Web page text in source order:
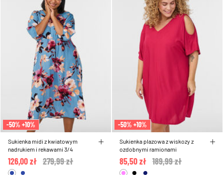
-50% +10%
Sukienka midi z kwiatowym
nadrukiem i rekawami 3/4
Price reduced from
279,99 zł
126,00 zł
-50% +10%
Sukienka plazowa z wiskozy z
ozdobnymi ramionami
Price reduced from
189,99 zł
85,50 zł